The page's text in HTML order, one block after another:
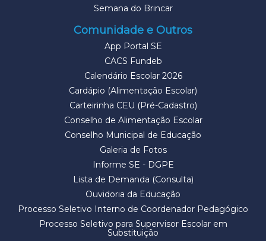
Semana do Brincar
Comunidade e Outros
App Portal SE
CACS Fundeb
Calendário Escolar 2026
Cardápio (Alimentação Escolar)
Carteirinha CEU (Pré-Cadastro)
Conselho de Alimentação Escolar
Conselho Municipal de Educação
Galeria de Fotos
Informe SE - DGPE
Lista de Demanda (Consulta)
Ouvidoria da Educação
Processo Seletivo Interno de Coordenador Pedagógico
Processo Seletivo para Supervisor Escolar em
Substituição